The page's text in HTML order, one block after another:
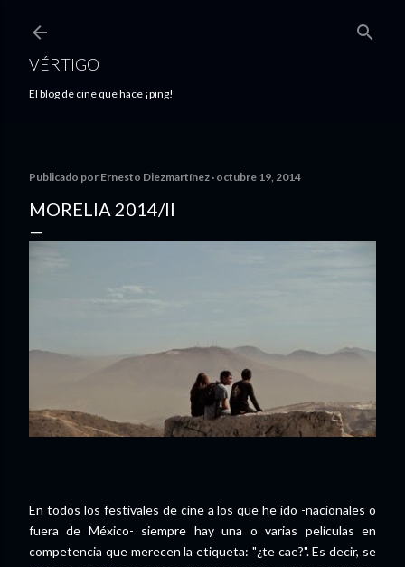
VÉRTIGO
El blog de cine que hace ¡ping!
Publicado por Ernesto Diezmartínez octubre 19, 2014
MORELIA 2014/II
En todos los festivales de cine a los que he ido -nacionales o
fuera de México- siempre hay una o varias películas en
competencia que merecen la etiqueta: "¿te cae?". Es decir, se